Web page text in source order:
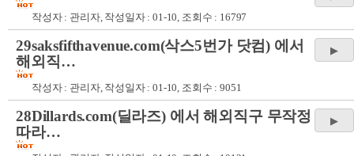
작성자 : 관리자, 작성일자 : 01-10, 조회수 : 16797
29saksfifthavenue.com(삭스5번가 닷컴) 에서
해외직…
작성자 : 관리자, 작성일자 : 01-10, 조회수 : 9051
28Dillards.com(딜라즈) 에서 해외직구 무작정
따라…